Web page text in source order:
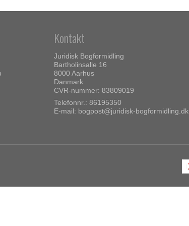
Kontakt
Juridisk Bogformidling
Bartholinsalle 16
8000 Aarhus
Danmark
CVR-nummer: 83809019
Telefonnr.: 86195350
E-mail: bogpost@juridisk-bogformidling.dk